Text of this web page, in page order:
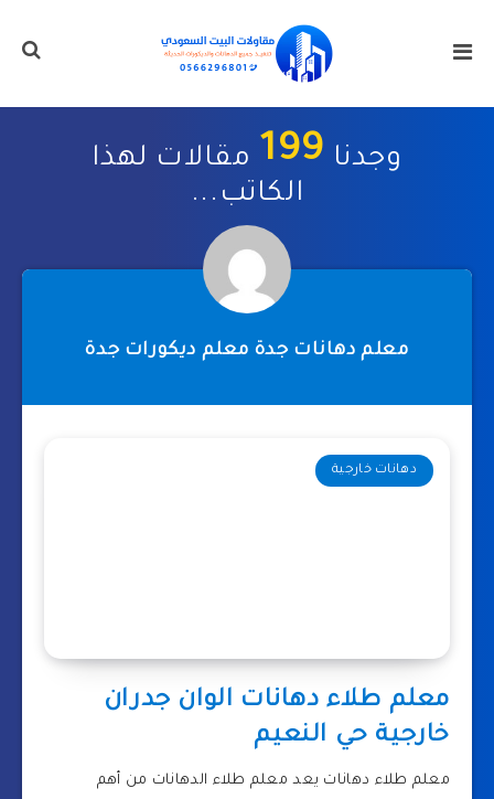
وجدنا 199 مقالات لهذا
الكاتب...
معلم دهانات جدة معلم ديكورات جدة
دهانات خارجية
معلم طلاء دهانات الوان جدران
خارجية حي النعيم
معلم طلاء دهانات يعد معلم طلاء الدهانات من أهم